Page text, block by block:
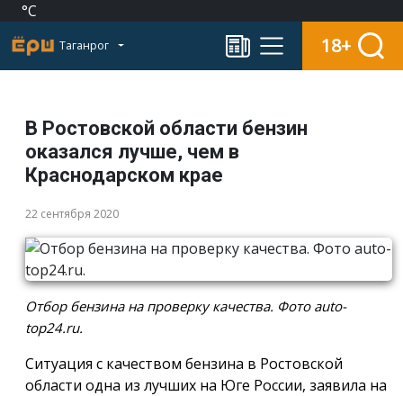
°C
Таганрог 18+
В Ростовской области бензин
оказался лучше, чем в
Краснодарском крае
22 сентября 2020
Отбор бензина на проверку качества. Фото auto-
top24.ru.
Ситуация с качеством бензина в Ростовской
области одна из лучших на Юге России, заявила на